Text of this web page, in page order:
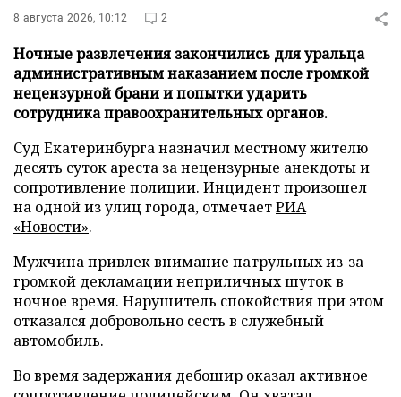
8 августа 2026, 10:12 2
Ночные развлечения закончились для уральца
административным наказанием после громкой
нецензурной брани и попытки ударить
сотрудника правоохранительных органов.
Суд Екатеринбурга назначил местному жителю
десять суток ареста за нецензурные анекдоты и
сопротивление полиции. Инцидент произошел
на одной из улиц города, отмечаетРИА
«Новости».
Мужчина привлек внимание патрульных из-за
громкой декламации неприличных шуток в
ночное время. Нарушитель спокойствия при этом
отказался добровольно сесть в служебный
автомобиль.
Во время задержания дебошир оказал активное